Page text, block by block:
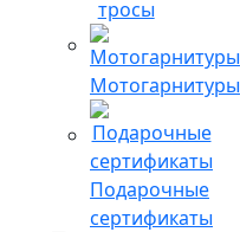
тросы
Мотогарнитуры
Подарочные
сертификаты